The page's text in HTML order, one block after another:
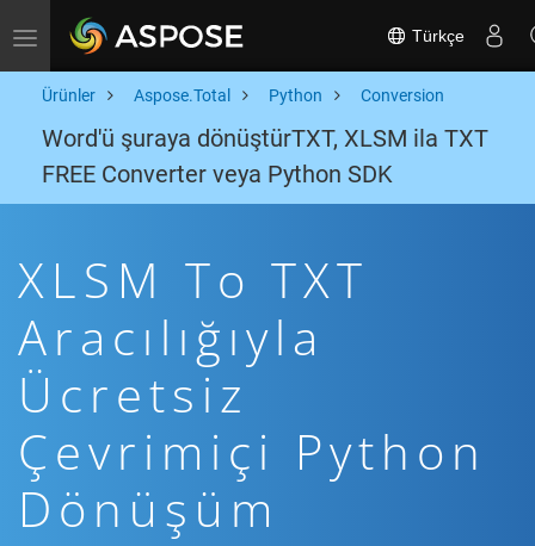
Toggle navigation Türkçe
Ürünler Aspose.Total Python Conversion
Word'ü şuraya dönüştürTXT, XLSM ila TXT
FREE Converter veya Python SDK
XLSM To TXT
Aracılığıyla
Ücretsiz
Çevrimiçi Python
Dönüşüm